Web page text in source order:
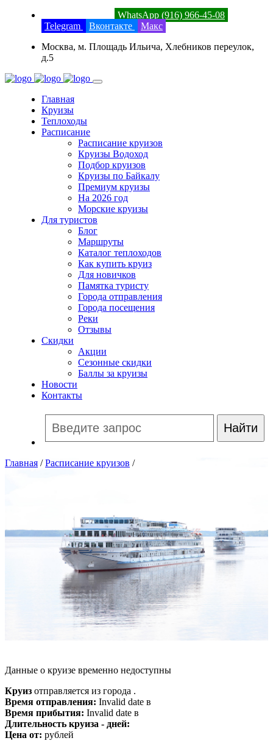
WhatsApp (916) 966-45-08
Telegram
Вконтакте
Макс
Москва, м. Площадь Ильича, Хлебников переулок,
д.5
Главная
Круизы
Теплоходы
Расписание
Расписание круизов
Круизы Водоход
Подбор круизов
Круизы по Байкалу
Премиум круизы
На 2026 год
Морские круизы
Для туристов
Блог
Маршруты
Каталог теплоходов
Как купить круиз
Для новичков
Памятка туристу
Города отправления
Города посещения
Реки
Отзывы
Скидки
Акции
Сезонные скидки
Баллы за круизы
Новости
Контакты
Главная /Расписание круизов /
Данные о круизе временно недоступны
Круиз отправляется из города .
Время отправления: Invalid date в
Время прибытия: Invalid date в
Длительность круиза - дней:
Цена от: рублей